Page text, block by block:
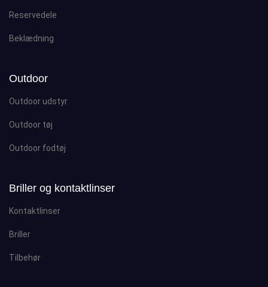
Reservedele
Beklædning
Outdoor
Outdoor udstyr
Outdoor tøj
Outdoor fodtøj
Briller og kontaktlinser
Kontaktlinser
Briller
Tilbehør